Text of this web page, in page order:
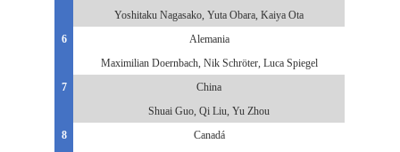
Yoshitaku Nagasako, Yuta Obara, Kaiya Ota
6
Alemania
Maximilian Doernbach, Nik Schröter, Luca Spiegel
7
China
Shuai Guo, Qi Liu, Yu Zhou
8
Canadá